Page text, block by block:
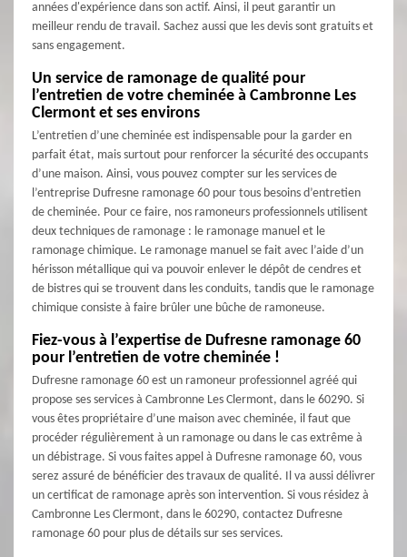
années d'expérience dans son actif. Ainsi, il peut garantir un
meilleur rendu de travail. Sachez aussi que les devis sont gratuits et
sans engagement.
Un service de ramonage de qualité pour
l’entretien de votre cheminée à Cambronne Les
Clermont et ses environs
L’entretien d’une cheminée est indispensable pour la garder en
parfait état, mais surtout pour renforcer la sécurité des occupants
d’une maison. Ainsi, vous pouvez compter sur les services de
l’entreprise Dufresne ramonage 60 pour tous besoins d’entretien
de cheminée. Pour ce faire, nos ramoneurs professionnels utilisent
deux techniques de ramonage : le ramonage manuel et le
ramonage chimique. Le ramonage manuel se fait avec l’aide d’un
hérisson métallique qui va pouvoir enlever le dépôt de cendres et
de bistres qui se trouvent dans les conduits, tandis que le ramonage
chimique consiste à faire brûler une bûche de ramoneuse.
Fiez-vous à l’expertise de Dufresne ramonage 60
pour l’entretien de votre cheminée !
Dufresne ramonage 60 est un ramoneur professionnel agréé qui
propose ses services à Cambronne Les Clermont, dans le 60290. Si
vous êtes propriétaire d’une maison avec cheminée, il faut que
procéder régulièrement à un ramonage ou dans le cas extrême à
un débistrage. Si vous faites appel à Dufresne ramonage 60, vous
serez assuré de bénéficier des travaux de qualité. Il va aussi délivrer
un certificat de ramonage après son intervention. Si vous résidez à
Cambronne Les Clermont, dans le 60290, contactez Dufresne
ramonage 60 pour plus de détails sur ses services.